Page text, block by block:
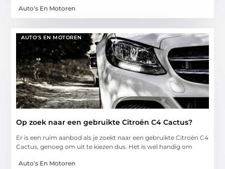
Auto's En Motoren
AUTO'S EN MOTOREN
Op zoek naar een gebruikte Citroën C4 Cactus?
Er is een ruim aanbod als je zoekt naar een gebruikte Citroën C4
Cactus, genoeg om uit te kiezen dus. Het is wel handig om
Auto's En Motoren